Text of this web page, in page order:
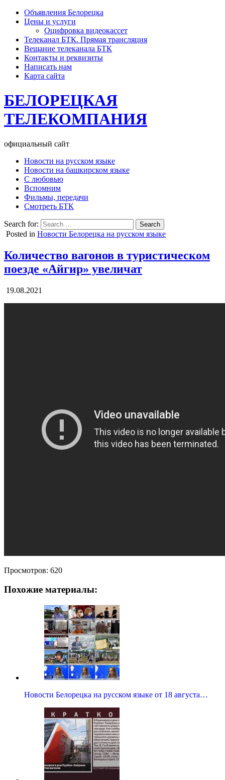
Объявления Белорецка
Цены и услуги
Оцифровка видеокассет
Телеканал БТК. Прямая трансляция
Вещание телеканала БТК
Контакты и реквизиты
Написать нам
Карта сайта
БЕЛОРЕЦКАЯ
ТЕЛЕКОМПАНИЯ
официальный сайт
Новости на русском языке
Новости на башкирском языке
С любовью
Вспомним
Фильмы, передачи
Смотреть БТК
Search for:
Posted in Новости Белорецка на русском языке
Количество вагонов в туристическом
поезде «Айгир» увеличат
19.08.2021
Просмотров: 620
Похожие материалы:
Новости Белорецка на русском языке от 18 августа…